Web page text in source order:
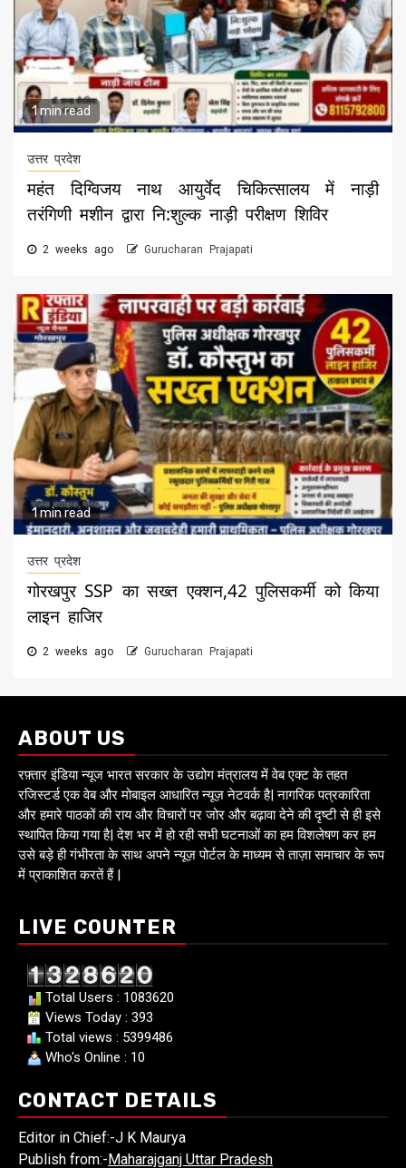
1 min read
उत्तर प्रदेश
महंत दिग्विजय नाथ आयुर्वेद चिकित्सालय में नाड़ी
तरंगिणी मशीन द्वारा नि:शुल्क नाड़ी परीक्षण शिविर
2 weeks ago Gurucharan Prajapati
1 min read
उत्तर प्रदेश
गोरखपुर SSP का सख्त एक्शन,42 पुलिसकर्मी को किया
लाइन हाजिर
2 weeks ago Gurucharan Prajapati
ABOUT US
रफ़्तार इंडिया न्यूज भारत सरकार के उद्योग मंत्रालय में वेब एक्ट के तहत
रजिस्टर्ड एक वेब और मोबाइल आधारित न्यूज़ नेटवर्क है| नागरिक पत्रकारिता
और हमारे पाठकों की राय और विचारों पर जोर और बढ़ावा देने की दृष्टी से ही इसे
स्थापित किया गया है| देश भर में हो रही सभी घटनाओं का हम विशलेषण कर हम
उसे बड़े ही गंभीरता के साथ अपने न्यूज़ पोर्टल के माध्यम से ताज़ा समाचार के रूप
में प्राकाशित करतें हैं |
LIVE COUNTER
Total Users : 1083620
Views Today : 393
Total views : 5399486
Who's Online : 10
CONTACT DETAILS
Editor in Chief:-J K Maurya
Publish from:-Maharajganj Uttar Pradesh